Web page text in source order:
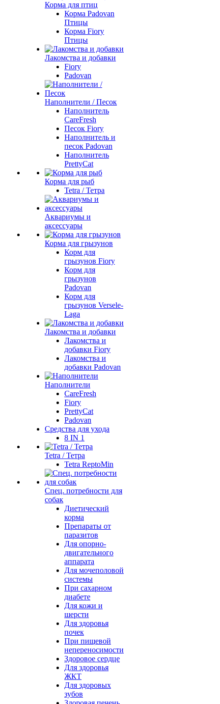
Корма для птиц
Корма Padovan
Птицы
Корма Fiory
Птицы
Лакомства и добавки
Fiory
Padovan
Наполнители / Песок
Наполнитель
CareFresh
Песок Fiory
Наполнитель и
песок Padovan
Наполнитель
PrettyCat
Корма для рыб
Tetra / Тетра
Аквариумы и
аксессуары
Корма для грызунов
Корм для
грызунов Fiory
Корм для
грызунов
Padovan
Корм для
грызунов Versele-
Laga
Лакомства и добавки
Лакомства и
добавки Fiory
Лакомства и
добавки Padovan
Наполнители
CareFresh
Fiory
PrettyCat
Padovan
Средства для ухода
8 IN 1
Tetra / Тетра
Tetra ReptoMin
Спец. потребности для
собак
Диетический
корма
Препараты от
паразитов
Для опорно-
двигательного
аппарата
Для мочеполовой
системы
При сахарном
диабете
Для кожи и
шерсти
Для здоровья
почек
При пищевой
непереносимости
Здоровое сердце
Для здоровья
ЖКТ
Для здоровых
зубов